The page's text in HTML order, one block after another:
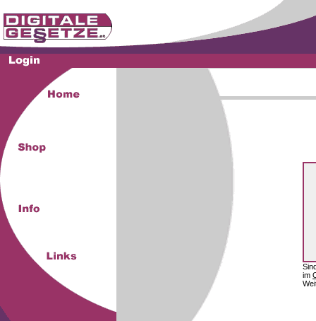
im